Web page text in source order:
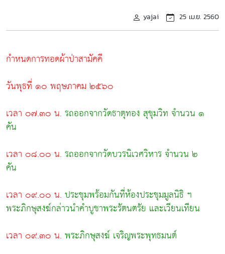
yajai 25 เม.ย. 2560
กำหนดการทอดผ้าป่าสามัคคี
วันพุธที่ ๑๐ พฤษภาคม ๒๕๖๐
เวลา ๐๗.๓๐ น. รถออกจากวัดธาตุทอง สุขุมวิท จำนวน ๑
คัน
เวลา ๐๘.๐๐ น. รถออกจากวัดบวรนิเวศวิหาร จำนวน ๒
คัน
เวลา ๐๙.๐๐ น. ประชุมพร้อมกันที่ห้องประชุมมูลนิธิ ฯ
พระภิกษุสงฆ์กล่าวนำคำบูชาพระรัตนตรัย และเวียนเทียน
เวลา ๐๙.๓๐ น. พระภิกษุสงฆ์ เจริญพระพุทธมนต์